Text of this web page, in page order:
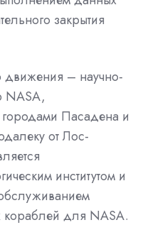
закрытия
движения – научно-
NASA,
Пасадена и
от Лос-
институтом и
кораблей для NASA.